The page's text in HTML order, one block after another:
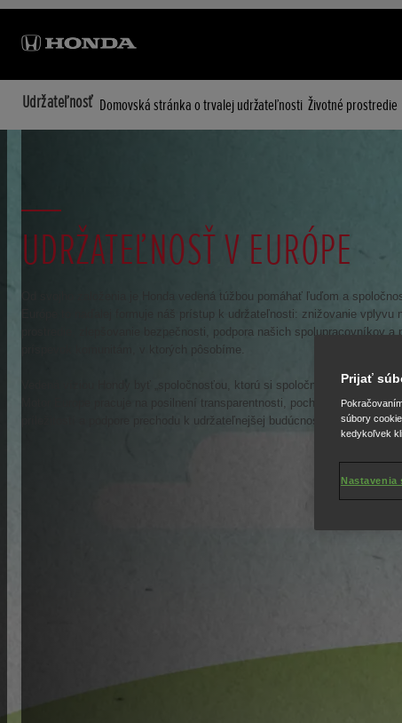
Udržateľnosť Domovská stránka o trvalej udržateľnosti Životné prostredie
UDRŽATEĽNOSŤ V EURÓPE
Od svojho založenia je Honda vedená túžbou pomáhať ľuďom a
Európe to naďalej formuje náš prístup k udržateľnosti: znižovanie vplyvu
prostredie, zlepšovanie bezpečnosti, podpora našich spolupracovníkov a
príspevok komunitám, v ktorých pôsobíme.
Vedená víziou Hondy byť „spoločnosťou, ktorú si spoločnosť želá, aby
Motor Europe pracuje na posilnení transparentnosti, pochopení svojich
príležitostí a podpore prechodu k udržateľnejšej budúcnosti.
Prijať
súbory
kedykoľvek
Nastavenia